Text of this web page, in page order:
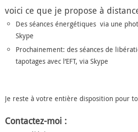
voici ce que je propose à
Des séances énergétiques via une
Skype
Prochainement: des séances de
tapotages avec l’EFT, via Skype
Je reste à votre entière disposition pour
Contactez-moi :